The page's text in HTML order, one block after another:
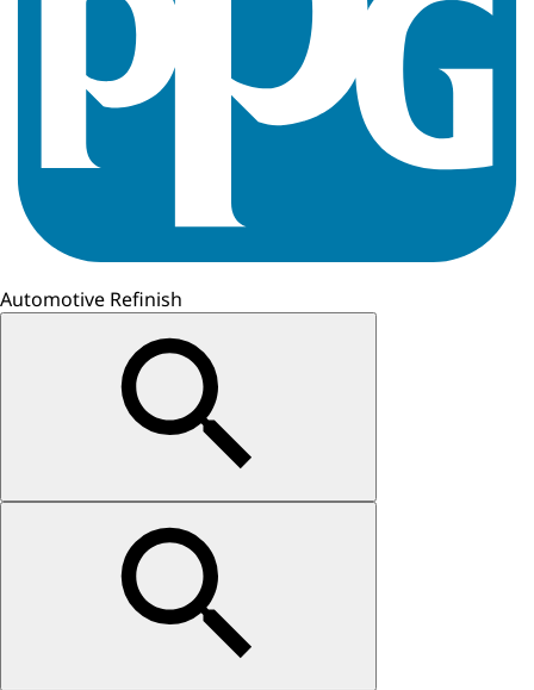
Automotive Refinish